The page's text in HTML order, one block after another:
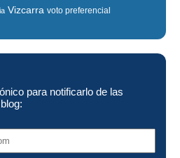
Vizcarra voto preferencial
para notificarlo de las